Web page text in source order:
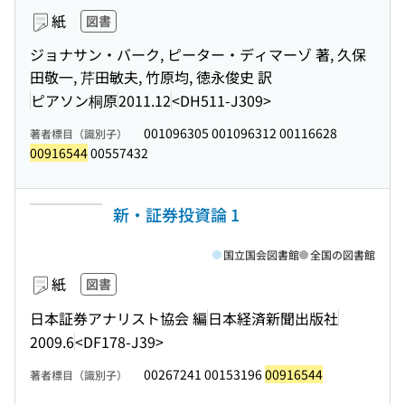
紙 図書
ジョナサン・バーク, ピーター・ディマーゾ 著, 久保
田敬一, 芹田敏夫, 竹原均, 徳永俊史 訳
ピアソン桐原2011.12<DH511-J309>
著者標目（識別子）
001096305 001096312 00116628
0091654400557432
新・証券投資論 1
紙 図書
日本証券アナリスト協会 編日本経済新聞出版社
2009.6<DF178-J39>
国立国会図書館 全国の図書館
著者標目（識別子） 00267241 0015319600916544